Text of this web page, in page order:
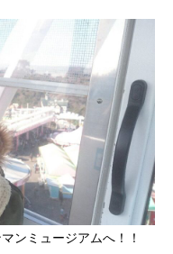
ンミュージアムへ！！